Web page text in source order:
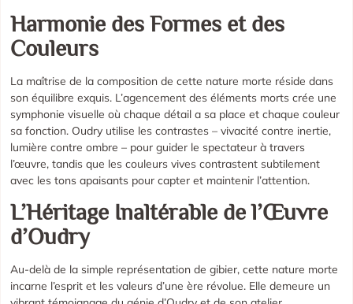
Harmonie des Formes et des
Couleurs
La maîtrise de la composition de cette nature morte réside dans
son équilibre exquis. L’agencement des éléments morts crée une
symphonie visuelle où chaque détail a sa place et chaque couleur
sa fonction. Oudry utilise les contrastes – vivacité contre inertie,
lumière contre ombre – pour guider le spectateur à travers
l’œuvre, tandis que les couleurs vives contrastent subtilement
avec les tons apaisants pour capter et maintenir l’attention.
L’Héritage Inaltérable de l’Œuvre
d’Oudry
Au-delà de la simple représentation de gibier, cette nature morte
incarne l’esprit et les valeurs d’une ère révolue. Elle demeure un